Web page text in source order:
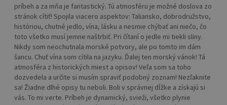
príbeh a za mňa je fantastický. Tú atmosféru je možné doslova zo
stránok cítiť! Spojila viacero aspektov: Taliansko, dobrodružstvo,
históriou, chutné jedlo, vína, lásku a nesmie chýbať ani niečo, čo
toto všetko musí jemne naštrbiť. Pri čítaní o jedle mi tiekli sliny.
Nikdy som neochutnala morské potvory, ale po tomto im dám
šancu. Chuť vína som cítila na jazyku. Ďalej ten morský vánok! Tá
atmosféra z historických miest a opisov! Veľa som sa toho
dozvedela a určite si musím spraviť podobný zoznam! Nezľaknite
sa! Žiadne dlhé opisy tu neboli. Boli v správnej dĺžke a získajú si
vás. To mi verte. Príbeh je dynamický, svieži, všetko plynie